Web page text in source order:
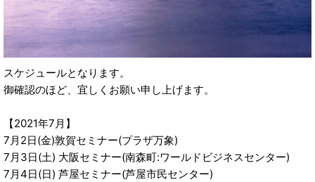
スケジュールとなります。
御確認のほど、宜しくお願い申し上げます。
【2021年7月】
7月2日(金)敦賀セミナー(プラザ万象)
7月3日(土) 大阪セミナー(南森町:ワールドビジネスセンター)
7月4日(日) 芦屋セミナー(芦屋市民センター)